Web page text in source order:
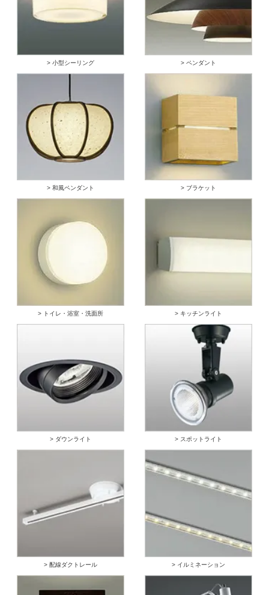
> 小型シーリング > ペンダント
> 和風ペンダント > ブラケット
> トイレ・浴室・洗面所 > キッチンライト
> ダウンライト > スポットライト
> 配線ダクトレール > イルミネーション